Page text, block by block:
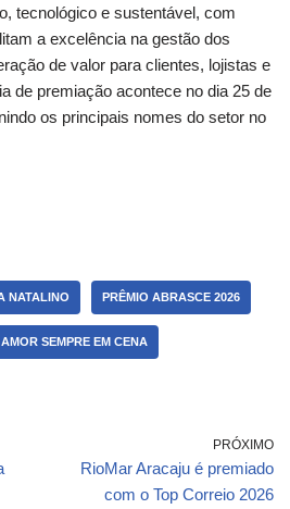
tecnológico e sustentável, com
a excelência na gestão dos
de valor para clientes, lojistas e
de premiação acontece no dia 25 de
os principais nomes do setor no
NATALINO PRÊMIO ABRASCE 2026
SEMPRE EM CENA
PRÓXIMO
RioMar Aracaju é premiado
com o Top Correio 2026